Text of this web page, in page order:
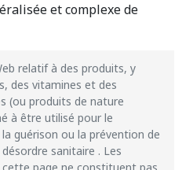
et complexe de
relatif à des produits, y
des vitamines et des
(ou produits de nature
à être utilisé pour le
guérison ou la prévention de
sanitaire . Les